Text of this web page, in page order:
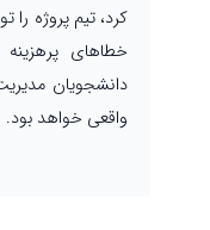
کرد، تیم پروژه را
خطاهای
دانشجویان
واقعی خواهد بود.